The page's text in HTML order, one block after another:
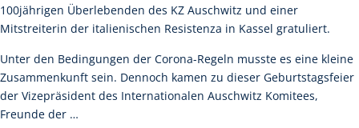
100jährigen Überlebenden des KZ Auschwitz und einer
Mitstreiterin der italienischen Resistenza in Kassel gratuliert.
Unter den Bedingungen der Corona-Regeln musste es eine kleine
Zusammenkunft sein. Dennoch kamen zu dieser Geburtstagsfeier
der Vizepräsident des Internationalen Auschwitz Komitees,
Freunde der …